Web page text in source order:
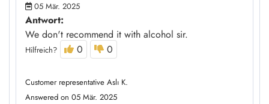
05 Mär. 2025
Antwort:
We don't recommend it with alcohol sir.
Hilfreich? 0 0
Customer representative Aslı K.
Answered on 05 Mär. 2025